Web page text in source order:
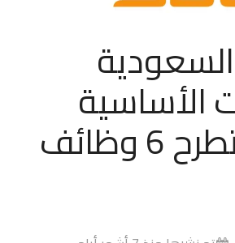
الأساسية
(سابك) تطرح 6 وظائف